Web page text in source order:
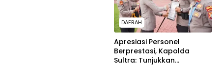
DAERAH
Apresiasi Personel
Berprestasi, Kapolda
Sultra: Tunjukkan